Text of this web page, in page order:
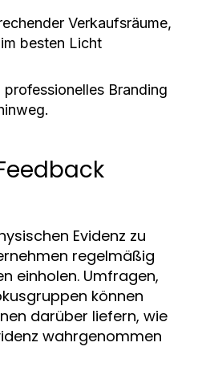
Verkaufsräume,
besten Licht
professionelles Branding
Evidenz zu
regelmäßig
einholen. Umfragen,
können
darüber liefern, wie
wahrgenommen